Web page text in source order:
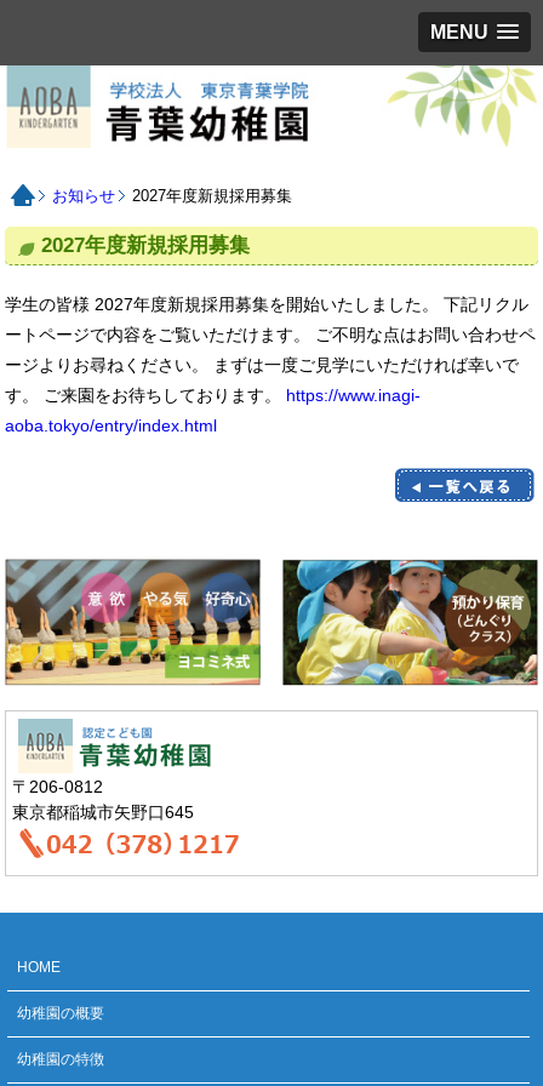
MENU
お知らせ 2027年度新規採用募集
2027年度新規採用募集
学生の皆様 2027年度新規採用募集を開始いたしました。 下記リクル
ートページで内容をご覧いただけます。 ご不明な点はお問い合わせペ
ージよりお尋ねください。 まずは一度ご見学にいただければ幸いで
す。 ご来園をお待ちしております。 https://www.inagi-
aoba.tokyo/entry/index.html
〒206-0812
東京都稲城市矢野口645
HOME
幼稚園の概要
幼稚園の特徴